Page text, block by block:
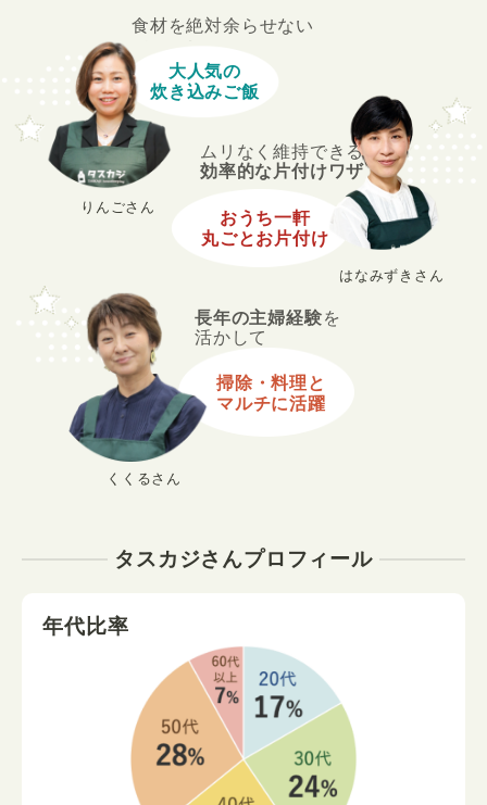
くくるさん
長年の主婦経験を
活かして
掃除・料理と
マルチに活躍
りんごさん
食材を絶対余らせない
大人気の
炊き込みご飯
はなみずきさん
ムリなく維持できる
効率的な片付けワザ
おうち一軒
丸ごとお片付け
タスカジさんプロフィール
年代比率